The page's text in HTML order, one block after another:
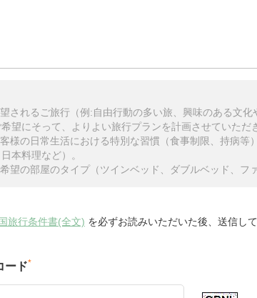
されるご旅行（例:自由行動の多い旅、興味のある文
望にそって、よりよい旅行プランを計画させていただ
様の日常生活における特別な習慣（食事制限、持病等
本料理など）。
望の部屋のタイプ（ツインベッド、ダブルベッド、フ
旅行条件書(全文) を必ずお読みいただいた後、送信して
ード*